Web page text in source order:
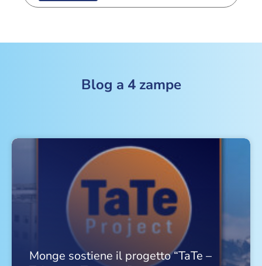
Blog a 4 zampe
Monge sostiene il progetto “TaTe –